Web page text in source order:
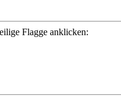
Flagge anklicken: